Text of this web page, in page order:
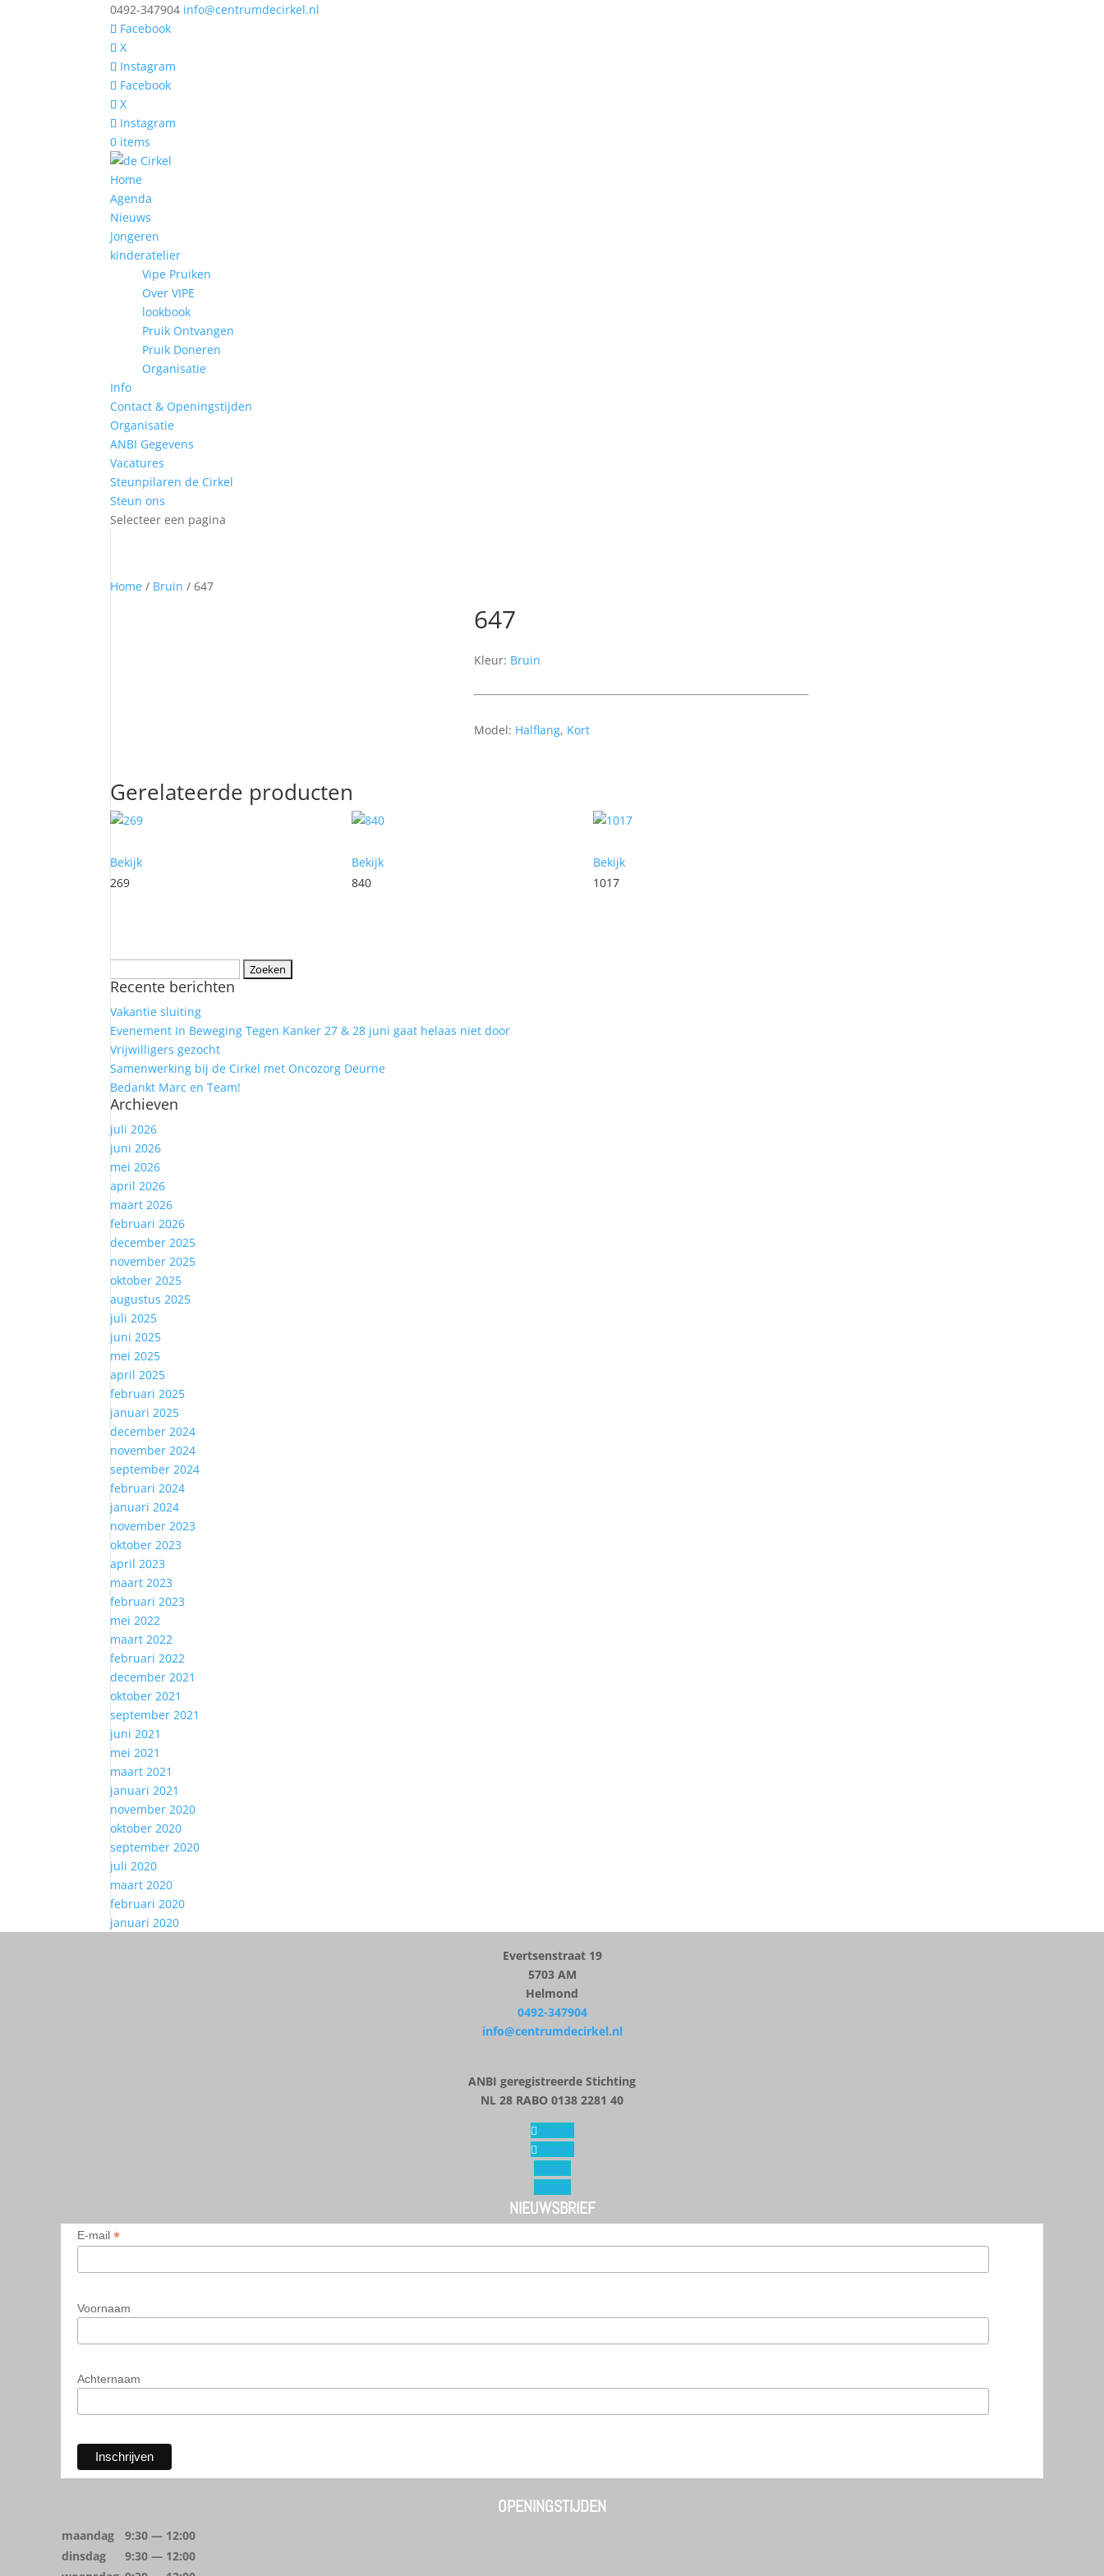
0492-347904 info@centrumdecirkel.nl
Facebook
X
Instagram
Facebook
X
Instagram
0 items
Home
Agenda
Nieuws
Jongeren
kinderatelier
Vipe Pruiken
Over VIPE
lookbook
Pruik Ontvangen
Pruik Doneren
Organisatie
Info
Contact & Openingstijden
Organisatie
ANBI Gegevens
Vacatures
Steunpilaren de Cirkel
Steun ons
Selecteer een pagina
Home / Bruin / 647
647
Kleur: Bruin
Model: Halflang, Kort
Gerelateerde producten
Bekijk
269
Bekijk
840
Bekijk
1017
naar:
Recente berichten
Vakantie sluiting
Evenement In Beweging Tegen Kanker 27 & 28 juni gaat helaas niet door
Vrijwilligers gezocht
Samenwerking bij de Cirkel met Oncozorg Deurne
Bedankt Marc en Team!
Archieven
juli 2026
juni 2026
mei 2026
april 2026
maart 2026
februari 2026
december 2025
november 2025
oktober 2025
augustus 2025
juli 2025
juni 2025
mei 2025
april 2025
februari 2025
januari 2025
december 2024
november 2024
september 2024
februari 2024
januari 2024
november 2023
oktober 2023
april 2023
maart 2023
februari 2023
mei 2022
maart 2022
februari 2022
december 2021
oktober 2021
september 2021
juni 2021
mei 2021
maart 2021
januari 2021
november 2020
oktober 2020
september 2020
juli 2020
maart 2020
februari 2020
januari 2020
Evertsenstraat 19
5703 AM
Helmond
0492-347904
info@centrumdecirkel.nl
ANBI geregistreerde Stichting
NL 28 RABO 0138 2281 40
Volgen
Volgen
Volgen
Volgen
NIEUWSBRIEF
E-mail *
Voornaam
Achternaam
OPENINGSTIJDEN
maandag
9:30 — 12:00
dinsdag
9:30 — 12:00